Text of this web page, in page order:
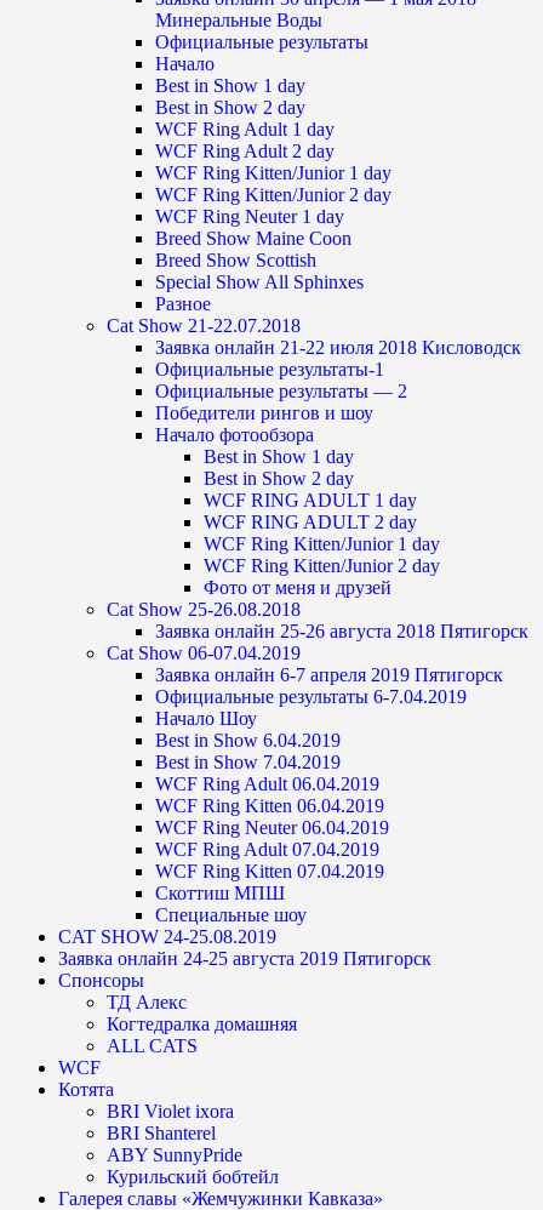
Минеральные Воды
Официальные результаты
Начало
Best in Show 1 day
Best in Show 2 day
WCF Ring Adult 1 day
WCF Ring Adult 2 day
WCF Ring Kitten/Junior 1 day
WCF Ring Kitten/Junior 2 day
WCF Ring Neuter 1 day
Breed Show Maine Coon
Breed Show Scottish
Special Show All Sphinxes
Разное
Cat Show 21-22.07.2018
Заявка онлайн 21-22 июля 2018 Кисловодск
Официальные результаты-1
Официальные результаты — 2
Победители рингов и шоу
Начало фотообзора
Best in Show 1 day
Best in Show 2 day
WCF RING ADULT 1 day
WCF RING ADULT 2 day
WCF Ring Kitten/Junior 1 day
WCF Ring Kitten/Junior 2 day
Фото от меня и друзей
Cat Show 25-26.08.2018
Заявка онлайн 25-26 августа 2018 Пятигорск
Cat Show 06-07.04.2019
Заявка онлайн 6-7 апреля 2019 Пятигорск
Официальные результаты 6-7.04.2019
Начало Шоу
Best in Show 6.04.2019
Best in Show 7.04.2019
WCF Ring Adult 06.04.2019
WCF Ring Kitten 06.04.2019
WCF Ring Neuter 06.04.2019
WCF Ring Adult 07.04.2019
WCF Ring Kitten 07.04.2019
Скоттиш МПШ
Специальные шоу
CAT SHOW 24-25.08.2019
Заявка онлайн 24-25 августа 2019 Пятигорск
Спонсоры
ТД Алекс
Когтедралка домашняя
ALL CATS
WCF
Котята
BRI Violet ixora
BRI Shanterel
ABY SunnyPride
Курильский бобтейл
Галерея славы «Жемчужинки Кавказа»